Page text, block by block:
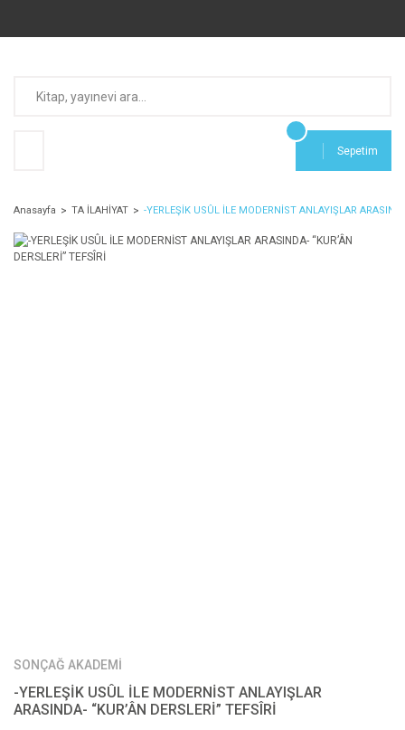
Sepetim
Anasayfa TA İLAHİYAT -YERLEŞİK USÛL İLE MODERNİST ANLAYIŞLAR
SONÇAĞ AKADEMİ
-YERLEŞİK USÛL İLE MODERNİST ANLAYIŞLAR
ARASINDA- “KUR’ÂN DERSLERİ” TEFSÎRİ